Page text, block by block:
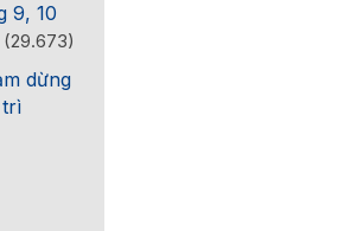
9, 10
(29.673)
dừng
trì